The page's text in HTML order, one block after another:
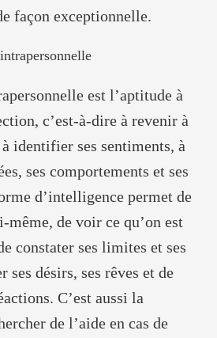
façon exceptionnelle.
est l’aptitude à
c’est-à-dire à revenir à
identifier ses sentiments, à
ses comportements et ses
d’intelligence permet de
même, de voir ce qu’on est
constater ses limites et ses
ses désirs, ses rêves et de
C’est aussi la
de l’aide en cas de